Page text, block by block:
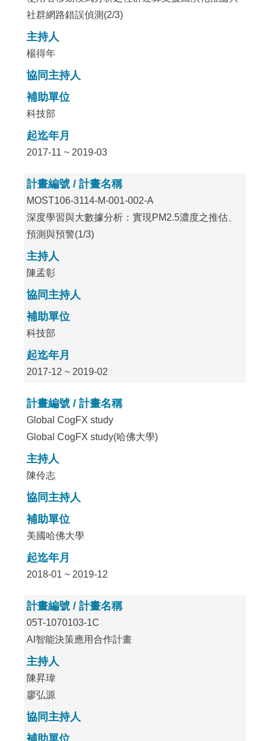
社群網路錯誤偵測(2/3)
主持人
楊得年
協同主持人
補助單位
科技部
起迄年月
2017-11 ~ 2019-03
計畫編號 / 計畫名稱
MOST106-3114-M-001-002-A
深度學習與大數據分析：實現PM2.5濃度之推估、
預測與預警(1/3)
主持人
陳孟彰
協同主持人
補助單位
科技部
起迄年月
2017-12 ~ 2019-02
計畫編號 / 計畫名稱
Global CogFX study
Global CogFX study(哈佛大學)
主持人
陳伶志
協同主持人
補助單位
美國哈佛大學
起迄年月
2018-01 ~ 2019-12
計畫編號 / 計畫名稱
05T-1070103-1C
AI智能決策應用合作計畫
主持人
陳昇瑋
廖弘源
協同主持人
補助單位